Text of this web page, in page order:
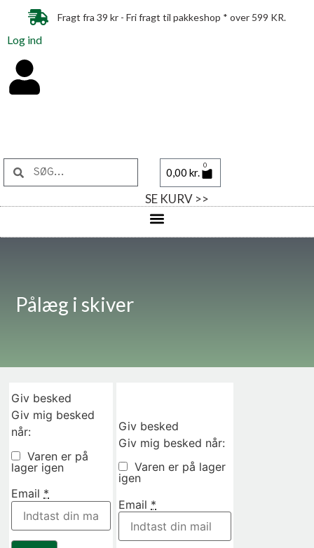
Fragt fra 39 kr - Fri fragt til pakkeshop * over 599 KR.
Log ind
0,00 kr.
0
SE KURV >>
Pålæg i skiver
Giv besked
Giv mig besked
når:
Varen er på
lager igen
Email *
Giv besked
Giv mig besked når:
Varen er på lager
igen
Email *